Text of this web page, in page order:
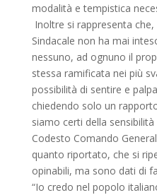
modalità e tempistica
Inoltre si rappresenta
Sindacale non ha mai
nessuno, ad ognuno il
stessa ramificata nei più
possibilità di sentire e
chiedendo solo un
siamo certi della
Codesto Comando
quanto riportato, che si
opinabili, ma sono dati di
“Io credo nel popolo